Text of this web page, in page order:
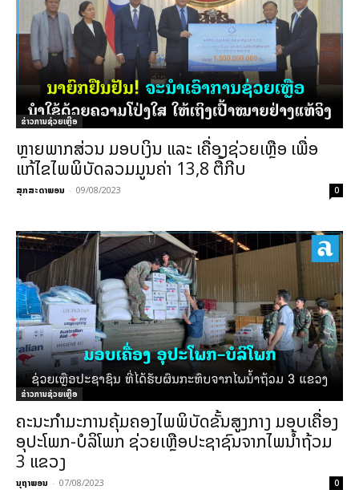
ຂ່າວການຊ່ວຍເຫຼືອ
ຫຼາຍພາກສ່ວນ ມອບເງິນ ແລະ ເຄື່ອງຊ່ວຍເຫຼືອ ເພື່ອ
ແກ້ໄຂໄພພິບັດລວມມູນຄ່າ 13,8 ຕື້ກີບ
ສຸກສະດາພອນ - 09/08/2023 0
ຂ່າວການຊ່ວຍເຫຼືອ
ຄະນະກໍາມະການຄຸ້ມຄອງໄພພິບັດຂັ້ນສູງກາງ ມອບເຄື່ອງ
ອຸປະໂພກ-ບໍລິໂພກ ຊ່ວຍເຫຼືອປະຊາຊົນຈາກໄພນໍ້າຖ້ວມ
3 ແຂວງ
ນຸຖາພອນ - 07/08/2023 0